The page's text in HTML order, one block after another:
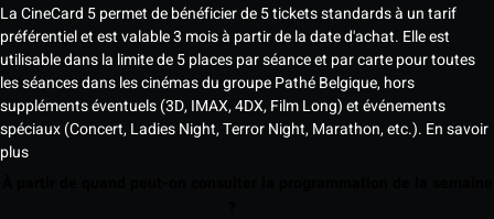
La CineCard 5 permet de bénéficier de 5 tickets standards à un tarif
préférentiel et est valable 3 mois à partir de la date d'achat. Elle est
utilisable dans la limite de 5 places par séance et par carte pour toutes
les séances dans les cinémas du groupe Pathé Belgique, hors
suppléments éventuels (3D, IMAX, 4DX, Film Long) et événements
spéciaux (Concert, Ladies Night, Terror Night, Marathon, etc.). En savoir
plus